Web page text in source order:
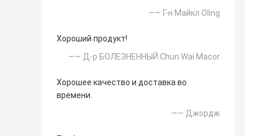
—— Г-н Майкл Oling
Хороший продукт!
—— Д-р БОЛЕЗНЕННЫЙ Chun Wai Macor
Хорошее качество и доставка во
времени.
—— Джордж